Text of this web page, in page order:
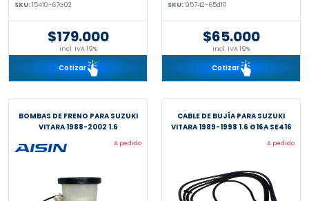
SKU:15410-67G02
$179.000
incl. IVA 19%
Cotizar
SKU: 95742-65d10
$65.000
incl. IVA 19%
Cotizar
BOMBAS DE FRENO PARA SUZUKI
VITARA 1988-2002 1.6
A pedido
CABLE DE BUJÍA PARA SUZUKI
VITARA 1989-1998 1.6 G16A SE416
A pedido